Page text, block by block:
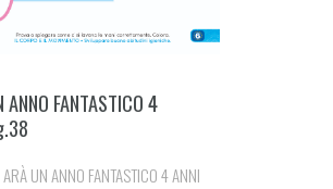
ANNO FANTASTICO 4
ARÀ UN ANNO FANTASTICO 4 ANNI